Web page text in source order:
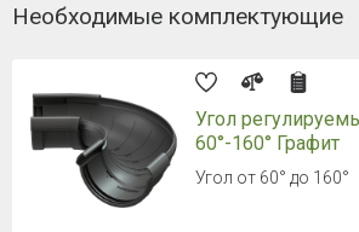
Необходимые комплектующие
Угол
60°-160° Графит
Угол от 60° до 160°